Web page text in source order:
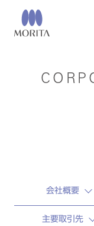
会社概要
主要取引先